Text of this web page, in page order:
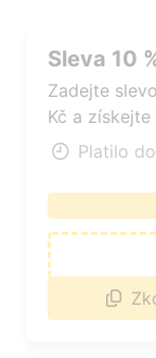
Sleva 10
Zadejte
Kč a
zlevněné
Platilo do